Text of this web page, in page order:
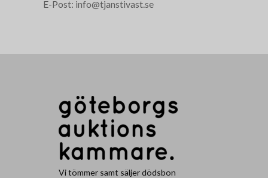
E-Post: info@tjanstivast.se
Vi tömmer samt säljer dödsbon